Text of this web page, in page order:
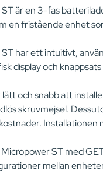
är en 3-fas
en fristående enhet
har ett intuitivt,
display och
lätt och snabb att
skruvmejsel.
ST med
mellan